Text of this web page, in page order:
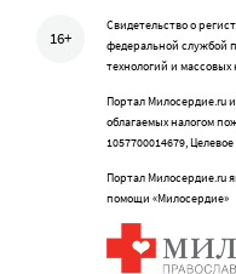
16+
Свидетельство о
федеральной службой
технологий и
Портал Милосердие.ru
облагаемых налогом
1057700014679,
Портал Милосердие.ru
помощи «Милосердие»